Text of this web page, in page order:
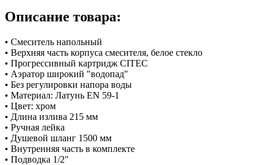
Описание товара:
• Смеситель напольный
• Верхняя часть корпуса смесителя, белое стекло
• Прогрессивный картридж CITEC
• Аэратор широкий "водопад"
• Без регулировки напора воды
• Материал: Латунь EN 59-1
• Цвет: хром
• Длина излива 215 мм
• Ручная лейка
• Душевой шланг 1500 мм
• Внутренняя часть в комплекте
• Подводка 1/2"